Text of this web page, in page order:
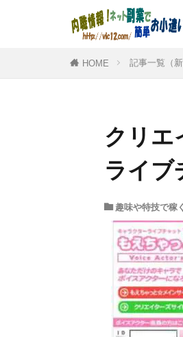
HOME 記事一覧（新
クリエ
ライブ
趣味や特技で稼